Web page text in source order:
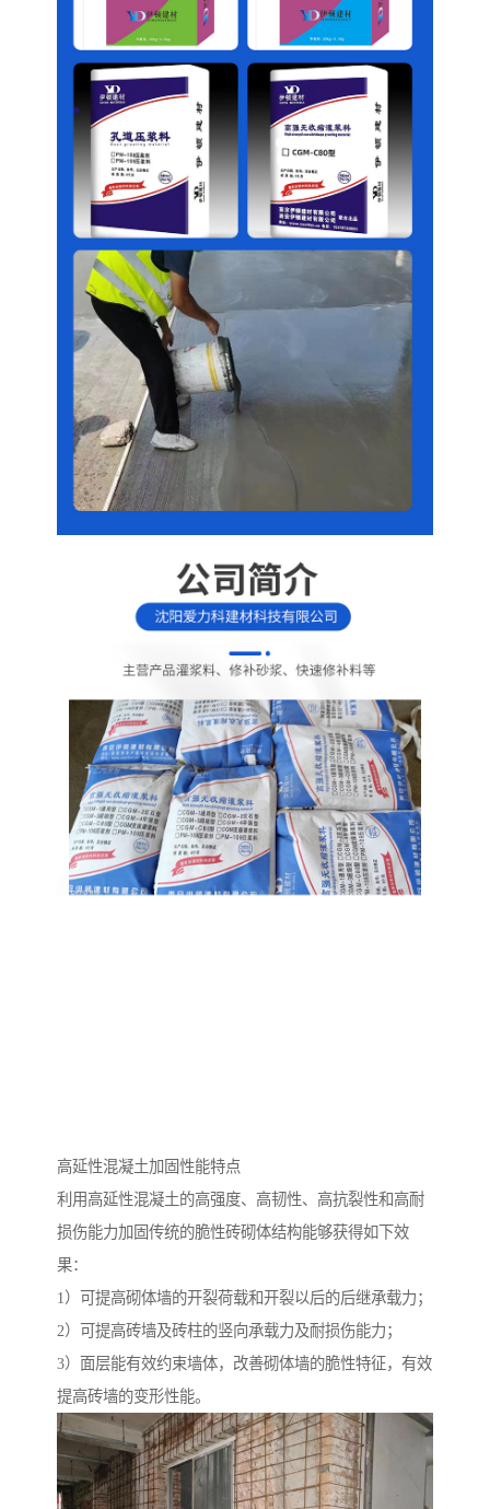
高延性混凝土加固性能特点
利用高延性混凝土的高强度、高韧性、高抗裂性和高耐
损伤能力加固传统的脆性砖砌体结构能够获得如下效
果：
1）可提高砌体墙的开裂荷载和开裂以后的后继承载力；
2）可提高砖墙及砖柱的竖向承载力及耐损伤能力；
3）面层能有效约束墙体，改善砌体墙的脆性特征，有效
提高砖墙的变形性能。